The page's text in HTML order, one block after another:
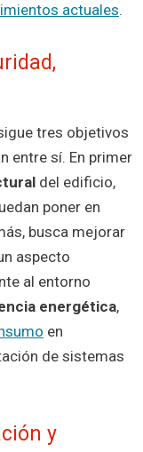
actuales.
tres objetivos
entre sí. En primer
del edificio,
poner en
busca mejorar
aspecto
al entorno
energética,
en
de sistemas
y